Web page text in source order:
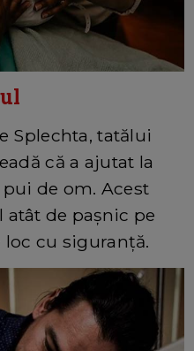
Splechta, tatălui
că a ajutat la
de om. Acest
de pașnic pe
cu siguranță.